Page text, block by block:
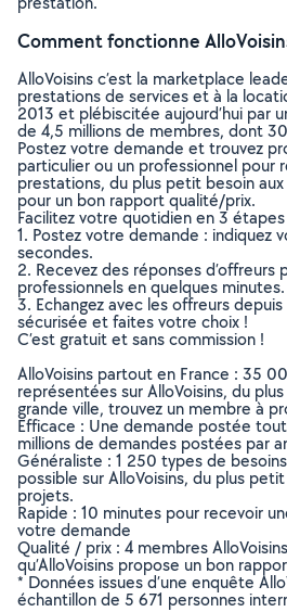
Comment fonctionne
AlloVoisins c’est la marketplace
prestations de services et à la
2013 et plébiscitée aujourd’hui par
de 4,5 millions de membres, dont
Postez votre demande et trouvez
particulier ou un professionnel pour
prestations, du plus petit besoin
pour un bon rapport qualité/prix.
Facilitez votre quotidien en 3 étapes
1. Postez votre demande : indiquez
secondes.
2. Recevez des réponses d’offreurs
professionnels en quelques minutes.
3. Echangez avec les offreurs
sécurisée et faites votre choix !
C’est gratuit et sans commission !
AlloVoisins partout en France : 35
représentées sur AlloVoisins, du
grande ville, trouvez un membre à
Efficace : Une demande postée
millions de demandes postées par
Généraliste : 1 250 types de
possible sur AlloVoisins, du plus
projets.
Rapide : 10 minutes pour recevoir
votre demande
Qualité / prix : 4 membres
qu’AlloVoisins propose un bon
* Données issues d’une enquête
échantillon de 5 671 personnes